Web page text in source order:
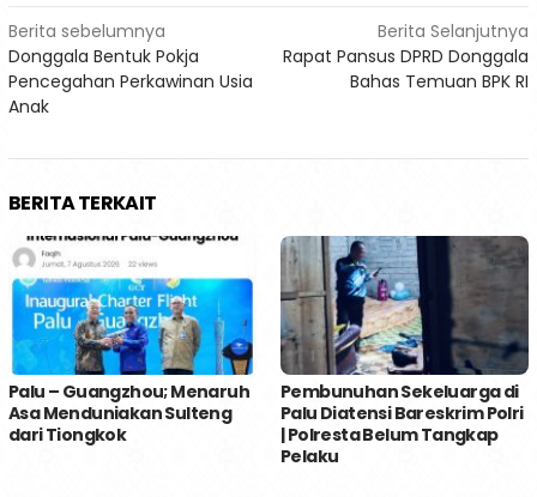
Navigasi
pos
Berita sebelumnya
Donggala Bentuk Pokja
Pencegahan Perkawinan Usia
Anak
Berita Selanjutnya
Rapat Pansus DPRD Donggala
Bahas Temuan BPK RI
BERITA TERKAIT
Palu – Guangzhou; Menaruh
Asa Menduniakan Sulteng
dari Tiongkok
Pembunuhan Sekeluarga di
Palu Diatensi Bareskrim Polri
| Polresta Belum Tangkap
Pelaku